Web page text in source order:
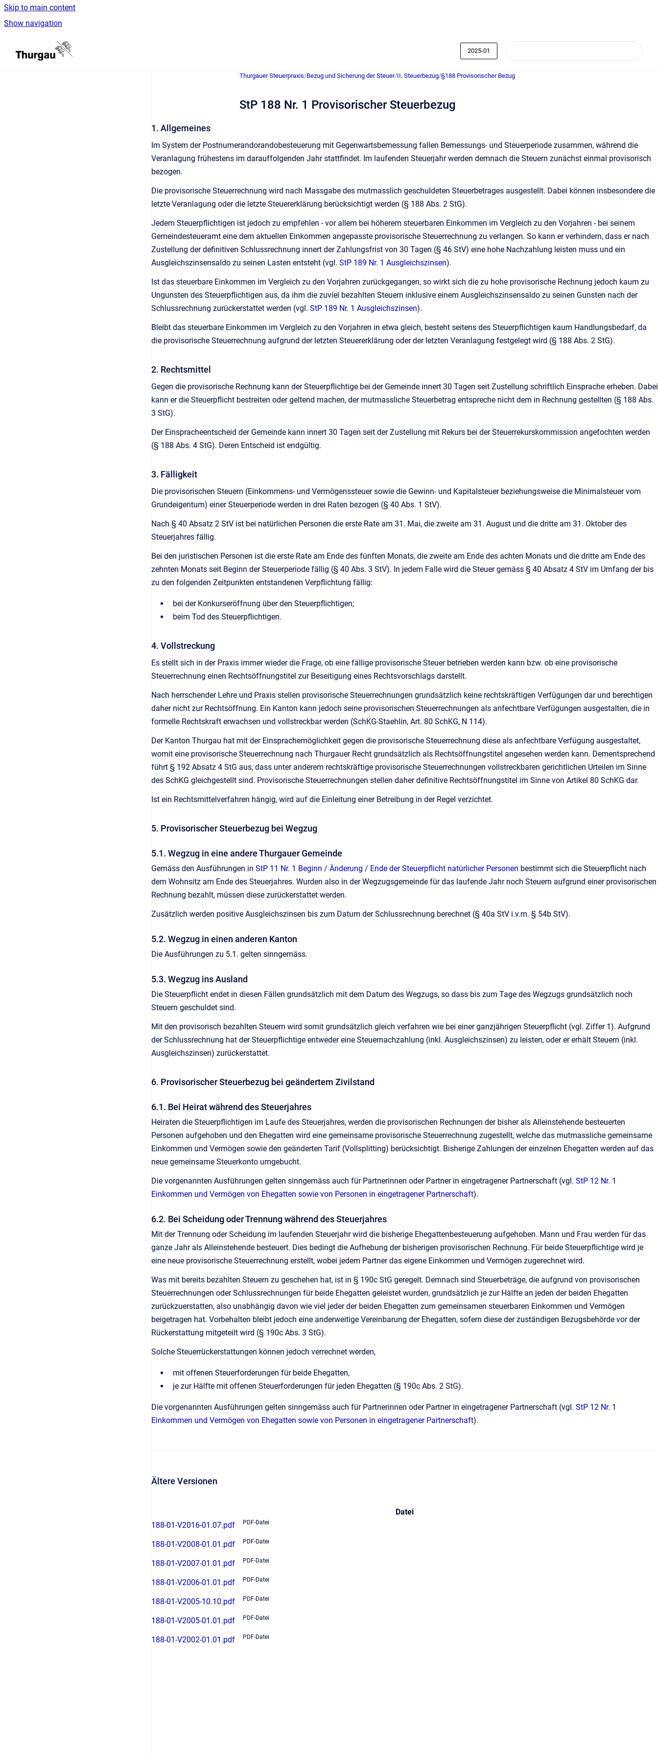
Skip to main content
Show navigation
2025-01
Thurgauer Steuerpraxis/Bezug und Sicherung der Steuer/II. Steuerbezug/§188 Provisorischer Bezug
StP 188 Nr. 1 Provisorischer Steuerbezug
1. Allgemeines
Im System der Postnumerandorandobesteuerung mit Gegenwartsbemessung fallen Bemessungs- und Steuerperiode zusammen, während die
Veranlagung frühestens im darauffolgenden Jahr stattfindet. Im laufenden Steuerjahr werden demnach die Steuern zunächst einmal provisorisch
bezogen.
Die provisorische Steuerrechnung wird nach Massgabe des mutmasslich geschuldeten Steuerbetrages ausgestellt. Dabei können insbesondere die
letzte Veranlagung oder die letzte Steuererklärung berücksichtigt werden (§ 188 Abs. 2 StG).
Jedem Steuerpflichtigen ist jedoch zu empfehlen - vor allem bei höherem steuerbaren Einkommen im Vergleich zu den Vorjahren - bei seinem
Gemeindesteueramt eine dem aktuellen Einkommen angepasste provisorische Steuerrechnung zu verlangen. So kann er verhindern, dass er nach
Zustellung der definitiven Schlussrechnung innert der Zahlungsfrist von 30 Tagen (§ 46 StV) eine hohe Nachzahlung leisten muss und ein
Ausgleichszinsensaldo zu seinen Lasten entsteht (vgl. StP 189 Nr. 1 Ausgleichszinsen).
Ist das steuerbare Einkommen im Vergleich zu den Vorjahren zurückgegangen, so wirkt sich die zu hohe provisorische Rechnung jedoch kaum zu
Ungunsten des Steuerpflichtigen aus, da ihm die zuviel bezahlten Steuern inklusive einem Ausgleichszinsensaldo zu seinen Gunsten nach der
Schlussrechnung zurückerstattet werden (vgl. StP 189 Nr. 1 Ausgleichszinsen).
Bleibt das steuerbare Einkommen im Vergleich zu den Vorjahren in etwa gleich, besteht seitens des Steuerpflichtigen kaum Handlungsbedarf, da
die provisorische Steuerrechnung aufgrund der letzten Steuererklärung oder der letzten Veranlagung festgelegt wird (§ 188 Abs. 2 StG).
2. Rechtsmittel
Gegen die provisorische Rechnung kann der Steuerpflichtige bei der Gemeinde innert 30 Tagen seit Zustellung schriftlich Einsprache erheben. Dabei
kann er die Steuerpflicht bestreiten oder geltend machen, der mutmassliche Steuerbetrag entspreche nicht dem in Rechnung gestellten (§ 188 Abs.
3 StG).
Der Einspracheentscheid der Gemeinde kann innert 30 Tagen seit der Zustellung mit Rekurs bei der Steuerrekurskommission angefochten werden
(§ 188 Abs. 4 StG). Deren Entscheid ist endgültig.
3. Fälligkeit
Die provisorischen Steuern (Einkommens- und Vermögenssteuer sowie die Gewinn- und Kapitalsteuer beziehungsweise die Minimalsteuer vom
Grundeigentum) einer Steuerperiode werden in drei Raten bezogen (§ 40 Abs. 1 StV).
Nach § 40 Absatz 2 StV ist bei natürlichen Personen die erste Rate am 31. Mai, die zweite am 31. August und die dritte am 31. Oktober des
Steuerjahres fällig.
Bei den juristischen Personen ist die erste Rate am Ende des fünften Monats, die zweite am Ende des achten Monats und die dritte am Ende des
zehnten Monats seit Beginn der Steuerperiode fällig (§ 40 Abs. 3 StV). In jedem Falle wird die Steuer gemäss § 40 Absatz 4 StV im Umfang der bis
zu den folgenden Zeitpunkten entstandenen Verpflichtung fällig:
bei der Konkurseröffnung über den Steuerpflichtigen;
beim Tod des Steuerpflichtigen.
4. Vollstreckung
Es stellt sich in der Praxis immer wieder die Frage, ob eine fällige provisorische Steuer betrieben werden kann bzw. ob eine provisorische
Steuerrechnung einen Rechtsöffnungstitel zur Beseitigung eines Rechtsvorschlags darstellt.
Nach herrschender Lehre und Praxis stellen provisorische Steuerrechnungen grundsätzlich keine rechtskräftigen Verfügungen dar und berechtigen
daher nicht zur Rechtsöffnung. Ein Kanton kann jedoch seine provisorischen Steuerrechnungen als anfechtbare Verfügungen ausgestalten, die in
formelle Rechtskraft erwachsen und vollstreckbar werden (SchKG-Staehlin, Art. 80 SchKG, N 114).
Der Kanton Thurgau hat mit der Einsprachemöglichkeit gegen die provisorische Steuerrechnung diese als anfechtbare Verfügung ausgestaltet,
womit eine provisorische Steuerrechnung nach Thurgauer Recht grundsätzlich als Rechtsöffnungstitel angesehen werden kann. Dementsprechend
führt § 192 Absatz 4 StG aus, dass unter anderem rechtskräftige provisorische Steuerrechnungen vollstreckbaren gerichtlichen Urteilen im Sinne
des SchKG gleichgestellt sind. Provisorische Steuerrechnungen stellen daher definitive Rechtsöffnungstitel im Sinne von Artikel 80 SchKG dar.
Ist ein Rechtsmittelverfahren hängig, wird auf die Einleitung einer Betreibung in der Regel verzichtet.
5. Provisorischer Steuerbezug bei Wegzug
5.1. Wegzug in eine andere Thurgauer Gemeinde
Gemäss den Ausführungen in StP 11 Nr. 1 Beginn / Änderung / Ende der Steuerpflicht natürlicher Personen bestimmt sich die Steuerpflicht nach
dem Wohnsitz am Ende des Steuerjahres. Wurden also in der Wegzugsgemeinde für das laufende Jahr noch Steuern aufgrund einer provisorischen
Rechnung bezahlt, müssen diese zurückerstattet werden.
Zusätzlich werden positive Ausgleichszinsen bis zum Datum der Schlussrechnung berechnet (§ 40a StV i.v.m. § 54b StV).
5.2. Wegzug in einen anderen Kanton
Die Ausführungen zu 5.1. gelten sinngemäss.
5.3. Wegzug ins Ausland
Die Steuerpflicht endet in diesen Fällen grundsätzlich mit dem Datum des Wegzugs, so dass bis zum Tage des Wegzugs grundsätzlich noch
Steuern geschuldet sind.
Mit den provisorisch bezahlten Steuern wird somit grundsätzlich gleich verfahren wie bei einer ganzjährigen Steuerpflicht (vgl. Ziffer 1). Aufgrund
der Schlussrechnung hat der Steuerpflichtige entweder eine Steuernachzahlung (inkl. Ausgleichszinsen) zu leisten, oder er erhält Steuern (inkl.
Ausgleichszinsen) zurückerstattet.
6. Provisorischer Steuerbezug bei geändertem Zivilstand
6.1. Bei Heirat während des Steuerjahres
Heiraten die Steuerpflichtigen im Laufe des Steuerjahres, werden die provisorischen Rechnungen der bisher als Alleinstehende besteuerten
Personen aufgehoben und den Ehegatten wird eine gemeinsame provisorische Steuerrechnung zugestellt, welche das mutmassliche gemeinsame
Einkommen und Vermögen sowie den geänderten Tarif (Vollsplitting) berücksichtigt. Bisherige Zahlungen der einzelnen Ehegatten werden auf das
neue gemeinsame Steuerkonto umgebucht.
Die vorgenannten Ausführungen gelten sinngemäss auch für Partnerinnen oder Partner in eingetragener Partnerschaft (vgl. StP 12 Nr. 1
Einkommen und Vermögen von Ehegatten sowie von Personen in eingetragener Partnerschaft).
6.2. Bei Scheidung oder Trennung während des Steuerjahres
Mit der Trennung oder Scheidung im laufenden Steuerjahr wird die bisherige Ehegattenbesteuerung aufgehoben. Mann und Frau werden für das
ganze Jahr als Alleinstehende besteuert. Dies bedingt die Aufhebung der bisherigen provisorischen Rechnung. Für beide Steuerpflichtige wird je
eine neue provisorische Steuerrechnung erstellt, wobei jedem Partner das eigene Einkommen und Vermögen zugerechnet wird.
Was mit bereits bezahlten Steuern zu geschehen hat, ist in § 190c StG geregelt. Demnach sind Steuerbeträge, die aufgrund von provisorischen
Steuerrechnungen oder Schlussrechnungen für beide Ehegatten geleistet wurden, grundsätzlich je zur Hälfte an jeden der beiden Ehegatten
zurückzuerstatten, also unabhängig davon wie viel jeder der beiden Ehegatten zum gemeinsamen steuerbaren Einkommen und Vermögen
beigetragen hat. Vorbehalten bleibt jedoch eine anderweitige Vereinbarung der Ehegatten, sofern diese der zuständigen Bezugsbehörde vor der
Rückerstattung mitgeteilt wird (§ 190c Abs. 3 StG).
Solche Steuerrückerstattungen können jedoch verrechnet werden,
mit offenen Steuerforderungen für beide Ehegatten,
je zur Hälfte mit offenen Steuerforderungen für jeden Ehegatten (§ 190c Abs. 2 StG).
Die vorgenannten Ausführungen gelten sinngemäss auch für Partnerinnen oder Partner in eingetragener Partnerschaft (vgl. StP 12 Nr. 1
Einkommen und Vermögen von Ehegatten sowie von Personen in eingetragener Partnerschaft).
Ältere Versionen
Datei
PDF-Datei
188-01-V2016-01.07.pdf
PDF-Datei
188-01-V2008-01.01.pdf
PDF-Datei
188-01-V2007-01.01.pdf
PDF-Datei
188-01-V2006-01.01.pdf
PDF-Datei
188-01-V2005-10.10.pdf
PDF-Datei
188-01-V2005-01.01.pdf
PDF-Datei
188-01-V2002-01.01.pdf